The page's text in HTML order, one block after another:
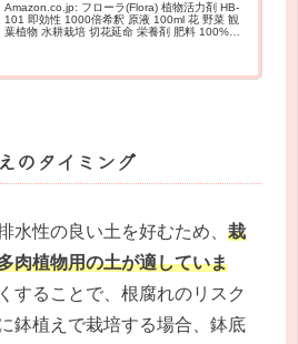
Amazon.co.jp: フローラ(Flora) 植物活力剤 HB-
101 即効性 1000倍希釈 原液 100ml 花 野菜 観
葉植物 水耕栽培 切花延命 栄養剤 肥料 100%天
のタイミング
水性の良い土を好むため、 栽
肉植物用の土が適していま
することで、根腐れのリスク
鉢植えで栽培する場合、鉢底